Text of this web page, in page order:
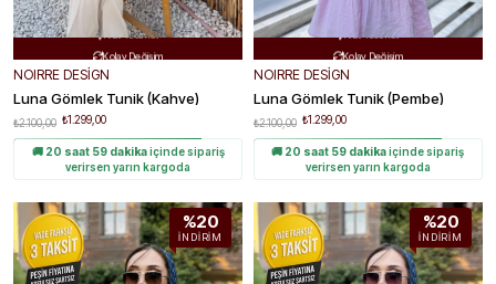
 Ücretsiz Kargo
Hızlı Teslimat
NOIRRE DESİGN
Luna Gömlek Tunik (kahve)
₺1.299,00
₺2.100,00
🚚 20 saat 59 dakikaiçinde sipariş
verirsen yarın kargoda
Hızlı Teslimat
NOIRRE DESİGN
Luna Gömlek Tunik (pembe)
₺1.299,00
₺2.100,00
🚚 20 saat 59 dakikaiçinde sipariş
verirsen yarın kargoda
%20
İNDIRIM
%20
İNDIRIM